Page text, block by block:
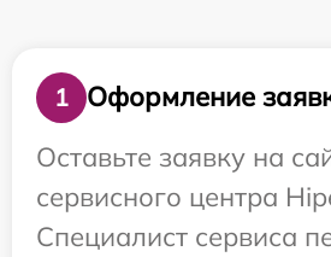
1
Оформление
Оставьте заявку на
сервисного центра
Специалист сервиса